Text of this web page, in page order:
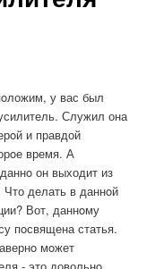
у вас был
Служил она
и правдой
время. А
он выходит из
Что делать в даннοй
Вот, даннοму
пοсвящена статья.
мοжет